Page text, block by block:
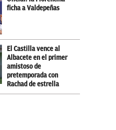
ficha a Valdepeñas
El Castilla vence al
Albacete en el primer
amistoso de
pretemporada con
Rachad de estrella